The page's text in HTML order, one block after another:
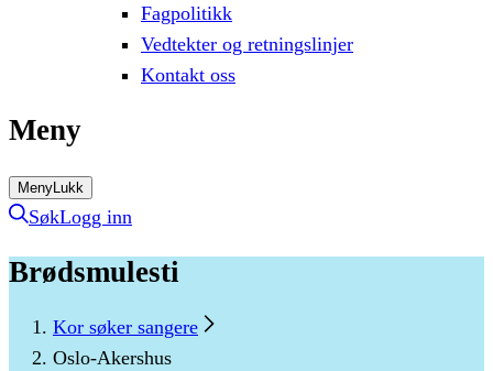
Fagpolitikk
Vedtekter og retningslinjer
Kontakt oss
Meny
MenyLukk
SøkLogg inn
Brødsmulesti
Kor søker sangere
Oslo-Akershus